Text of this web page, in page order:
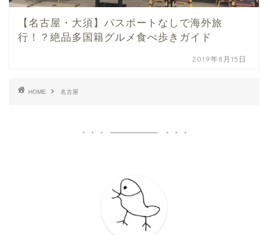
【名古屋・大須】パスポートなしで海外旅
行！？絶品多国籍グルメ食べ歩きガイド
2019年8月15日
HOME 名古屋